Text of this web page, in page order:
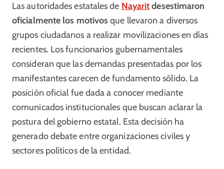
Las autoridades estatales de Nayaritdesestimaron
oficialmente los motivos que llevaron a diversos
grupos ciudadanos a realizar movilizaciones en días
recientes. Los funcionarios gubernamentales
consideran que las demandas presentadas por los
manifestantes carecen de fundamento sólido. La
posición oficial fue dada a conocer mediante
comunicados institucionales que buscan aclarar la
postura del gobierno estatal. Esta decisión ha
generado debate entre organizaciones civiles y
sectores políticos de la entidad.